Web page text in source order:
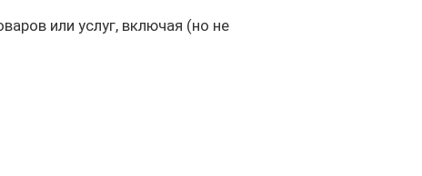
или услуг, включая (но не